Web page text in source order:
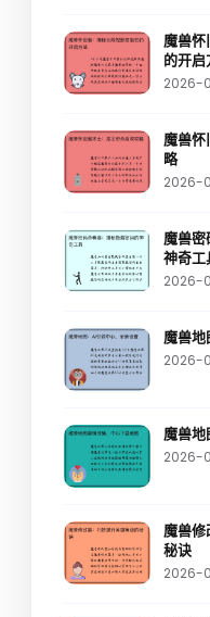
魔兽怀
的开启
2026-
魔兽怀
略
2026-
魔兽密
神奇工
2026-
魔兽地
2026-
魔兽
2026-
魔兽
秘诀
2026-